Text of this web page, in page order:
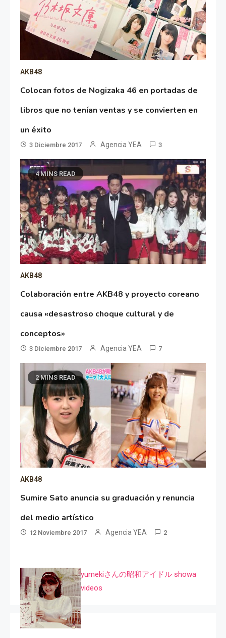
AKB48
Colocan fotos de Nogizaka 46 en portadas de
libros que no tenían ventas y se convierten en
un éxito
3 Diciembre 2017 Agencia YEA 3
4 MINS READ
AKB48
Colaboración entre AKB48 y proyecto coreano
causa «desastroso choque cultural y de
conceptos»
3 Diciembre 2017 Agencia YEA 7
2 MINS READ
AKB48
Sumire Sato anuncia su graduación y renuncia
del medio artístico
12 Noviembre 2017 Agencia YEA 2
yumekiさんの昭和アイドル showa
videos